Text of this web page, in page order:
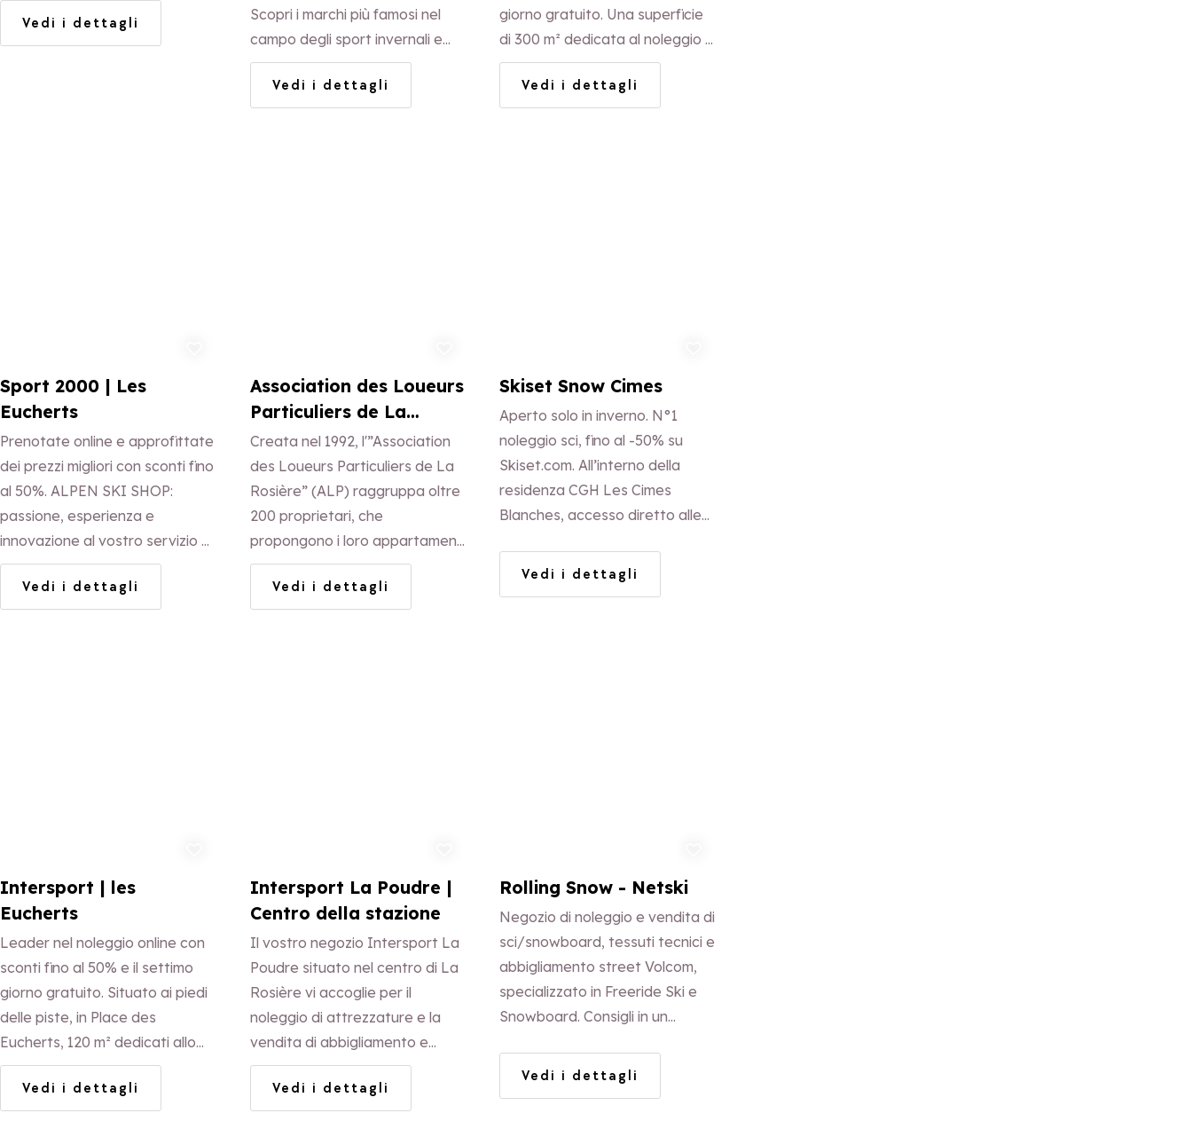
Vedi i dettagli
Scopri i marchi più famosi nel
campo degli sport invernali e
delle attività all'aria aperta,
oltre a capi di abbigliamento e
prodotti lifestyle, tutti a prezzi
Vedi i dettagli
giorno gratuito. Una superficie
di 300 m² dedicata al noleggio e
alla vendita, oltre a uno spazio
Superdry.
Vedi i dettagli
Sport 2000 | Les
Eucherts
Prenotate online e approfittate
dei prezzi migliori con sconti fino
al 50%. ALPEN SKI SHOP:
passione, esperienza e
innovazione al vostro servizio a
LA ROSIERE.
Vedi i dettagli
Association des Loueurs
Particuliers de La
Rosière
Creata nel 1992, l'”Association
des Loueurs Particuliers de La
Rosière” (ALP) raggruppa oltre
200 proprietari, che
propongono i loro appartamenti
in affitto.
Vedi i dettagli
Skiset Snow Cimes
Aperto solo in inverno. N°1
noleggio sci, fino al -50% su
Skiset.com. All’interno della
residenza CGH Les Cimes
Blanches, accesso diretto alle
Express). Marc Pirard (ex
Vedi i dettagli
Intersport | les
Eucherts
Leader nel noleggio online con
sconti fino al 50% e il settimo
giorno gratuito. Situato ai piedi
delle piste, in Place des
Eucherts, 120 m² dedicati allo
sport. Vendita di abbigliamento
e accessori delle migliori marche
come Superdry, Picture, Julbo...
Vedi i dettagli
Intersport La Poudre |
Centro della stazione
Il vostro negozio Intersport La
Poudre situato nel centro di La
Rosière vi accoglie per il
noleggio di attrezzature e la
vendita di abbigliamento e
accessori.
Vedi i dettagli
Rolling Snow - Netski
Negozio di noleggio e vendita di
sci/snowboard, tessuti tecnici e
abbigliamento street Volcom,
specializzato in Freeride Ski e
Snowboard. Consigli in un
e neve :
Vedi i dettagli